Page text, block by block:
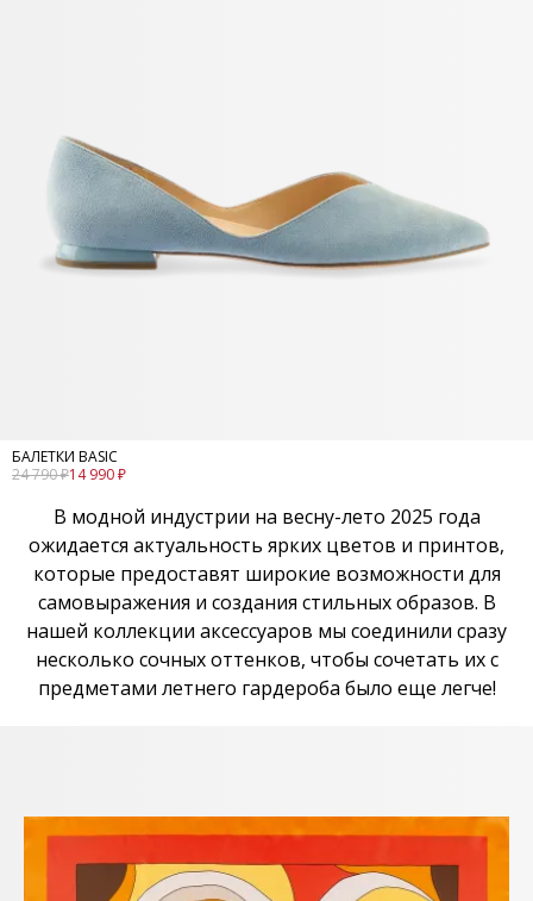
БАЛЕТКИ BASIC
24 790 ₽14 990 ₽
В модной индустрии на весну-лето 2025 года
ожидается актуальность ярких цветов и принтов,
которые предоставят широкие возможности для
самовыражения и создания стильных образов. В
нашей коллекции аксессуаров мы соединили сразу
несколько сочных оттенков, чтобы сочетать их с
предметами летнего гардероба было еще легче!